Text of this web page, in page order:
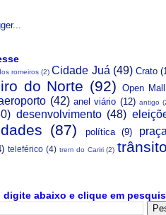
romeiros (2) Cidade Juá (49) Crato
do Norte (92) Open Mall
(42) anel viário (12) antigo
desenvolvimento (48)
(87) política (9)
teleférico (4) trem do Cariri (2) trânsito
abaixo e clique em